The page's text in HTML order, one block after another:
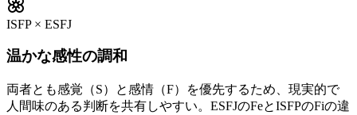
ISFP × ESFJ
温かな感性の調和
両者とも感覚（S）と感情（F）を優先するため、現実的で
人間味のある判断を共有しやすい。ESFJのFeとISFPのFiの違